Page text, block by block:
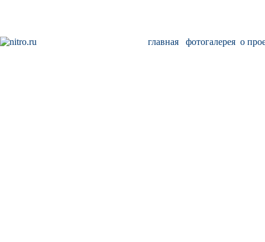
главная фотогалерея о